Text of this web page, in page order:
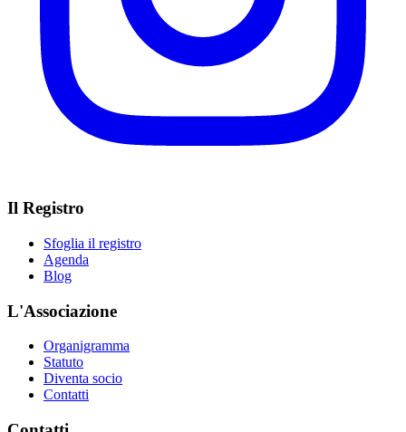
Il Registro
Sfoglia il registro
Agenda
Blog
L'Associazione
Organigramma
Statuto
Diventa socio
Contatti